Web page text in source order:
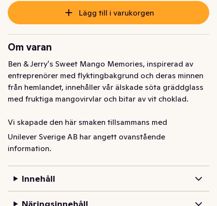
Lägg till i varukorgen
Om varan
Ben & Jerry's Sweet Mango Memories, inspirerad av
entreprenörer med flyktingbakgrund och deras minnen
från hemlandet, innehåller vår älskade söta gräddglass
med fruktiga mangovirvlar och bitar av vit choklad.
Vi skapade den här smaken tillsammans med
entreprenörer med flyktingbakgrund och allierade från
migrantentreprenörssamhället. Och vad är ännu bättre?
flyktingledda nystartade företag och stödja nästa
generation så att de kan blomstra. Ett Mango-stort
samskapande!
Unilever Sverige AB har angett ovanstående
information.
Innehåll